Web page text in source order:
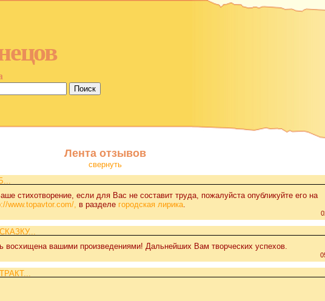
Лента отзывов
свернуть
стихотворение, если для Вас не составит труда, пожалуйста опубликуйте его на
www.topavtor.com/, в разделе городская лирика.
вашими произведениями! Дальнейших Вам творческих успехов.